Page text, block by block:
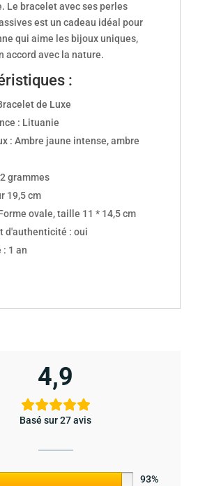
Le bracelet avec ses perles
est un cadeau idéal pour
qui aime les bijoux uniques,
accord avec la nature.
:
de Luxe
: Lituanie
: Ambre jaune intense, ambre
grammes
19,5 cm
ovale, taille 11 * 14,5 cm
d'authenticité : oui
: 1 an
4,9
Basé sur 27 avis
93%